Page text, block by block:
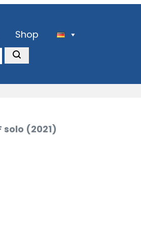
Shop
solo (2021)